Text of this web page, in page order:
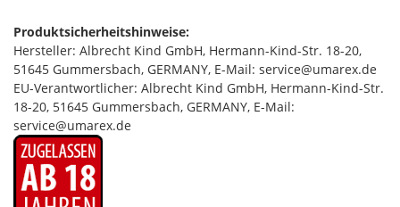
Produktsicherheitshinweise:
Hersteller: Albrecht Kind GmbH, Hermann-Kind-Str. 18-20,
51645 Gummersbach, GERMANY, E-Mail: service@umarex.de
EU-Verantwortlicher: Albrecht Kind GmbH, Hermann-Kind-Str.
18-20, 51645 Gummersbach, GERMANY, E-Mail:
service@umarex.de